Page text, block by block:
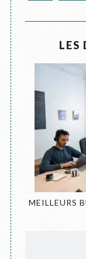
LES
MEILLEURS